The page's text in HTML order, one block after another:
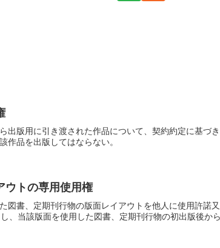
出版用に引き渡された作品について、契約約定に基づ
作品を出版してはならない。
トの専用使用権
図書、定期刊行物の版面レイアウトを他人に使用許諾
、当該版面を使用した図書、定期刊行物の初出版後か